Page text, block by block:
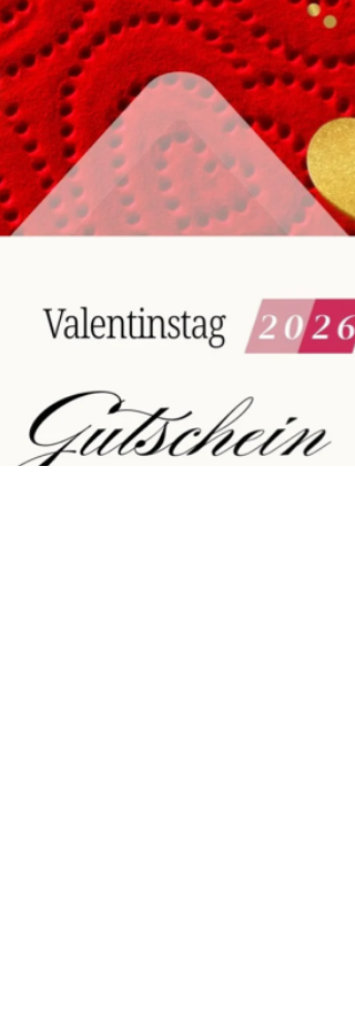
Palmas, 1953-2026)
Dania Dévora, Gründerin und Leiterin des
Internationalen Soul-Festivals von San
Agustín, ist am 25. März nach kurzer Krankheit
verstorben. flite und Krisen sin d eb enso
präsent wie Widerstand, Resilienz und
verborgene Traditione n.